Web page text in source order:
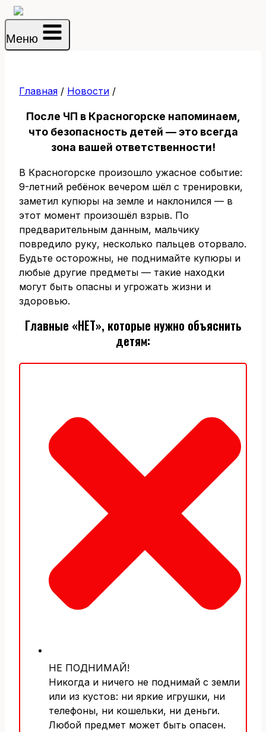
Перейти
содержимому
Меню
Главная / Новости /
После ЧП в Красногорске напоминаем,
что безопасность детей — это всегда
зона вашей ответственности!
В Красногорске произошло ужасное событие:
9-летний ребёнок вечером шёл с тренировки,
заметил купюры на земле и наклонился — в
этот момент произошёл взрыв. По
предварительным данным, мальчику
повредило руку, несколько пальцев оторвало.
Будьте осторожны, не поднимайте купюры и
любые другие предметы — такие находки
могут быть опасны и угрожать жизни и
здоровью.
Главные «НЕТ», которые нужно объяснить
детям:
НЕ ПОДНИМАЙ!
Никогда и ничего не поднимай с земли
или из кустов: ни яркие игрушки, ни
телефоны, ни кошельки, ни деньги.
Любой предмет может быть опасен.